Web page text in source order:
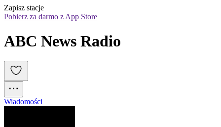
Zapisz stacje
Pobierz za darmo z App Store
ABC News Radio
Wiadomości